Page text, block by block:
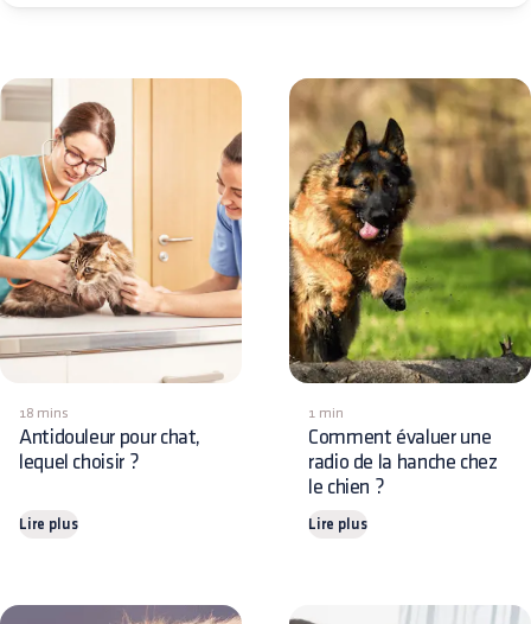
18 mins
Antidouleur pour chat,
lequel choisir ?
Lire plus
1 min
Comment évaluer une
radio de la hanche chez
le chien ?
Lire plus